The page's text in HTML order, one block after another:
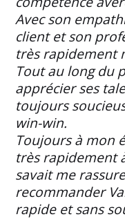
Avec son
client et son
très rapidement
Tout au long du
apprécier ses
toujours
win-win.
Toujours à mon
très rapidement
savait me
recommander
rapide et sans